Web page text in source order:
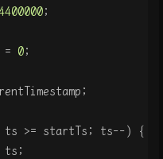
;
= 0;
ts >= startTs; ts--) {